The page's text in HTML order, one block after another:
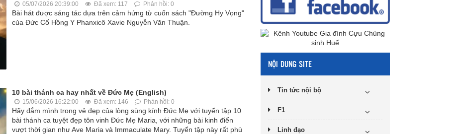
05/07/2026 20:39:00 Đã xem: 117 Phản hồi: 0
Bài hát được sáng tác dựa trên cảm hứng từ cuốn sách "Đường Hy Vọng"
của Đức Cố Hồng Y Phanxicô Xavie Nguyễn Văn Thuận.
10 bài thánh ca hay nhất về Đức Mẹ (English)
15/06/2026 16:22:00 Đã xem: 146 Phản hồi: 0
Hãy đắm mình trong vẻ đẹp của lòng sùng kính Đức Mẹ với tuyển tập 10
bài thánh ca tuyệt đẹp tôn vinh Đức Mẹ Maria, với những bài kinh điển
vượt thời gian như Ave Maria và Immaculate Mary. Tuyển tập này rất phù
NỘI DUNG SITE
Tin tức nội bộ
F1
Linh đạo